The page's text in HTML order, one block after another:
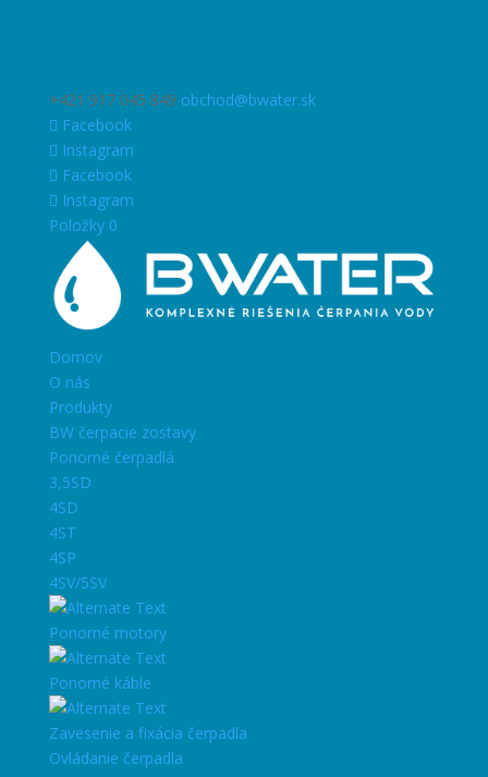
+421 917 045 849 obchod@bwater.sk
Facebook
Instagram
Facebook
Instagram
Položky 0
Domov
O nás
Produkty
BW čerpacie zostavy
Ponorné čerpadlá
3,5SD
4SD
4ST
4SP
4SV/5SV
Ponorné motory
Ponorné káble
Zavesenie a fixácia čerpadla
Ovládanie čerpadla